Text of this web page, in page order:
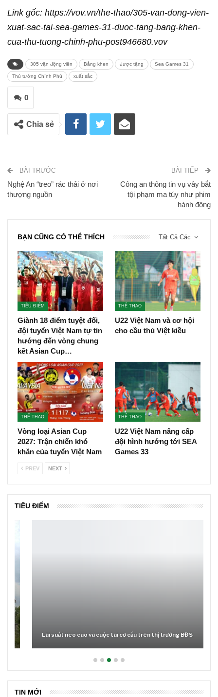
Link gốc: https://vov.vn/the-thao/305-van-dong-vien-
xuat-sac-tai-sea-games-31-duoc-tang-bang-khen-
cua-thu-tuong-chinh-phu-post946680.vov
305 vận động viên Bằng khen được tặng Sea Games 31
Thủ tướng Chính Phủ xuất sắc
0
Chia sẻ
BÀI TRƯỚC
Nghệ An “treo” rác thải ở nơi
thượng nguồn
BÀI TIẾP
Công an thông tin vụ vây bắt
tội phạm ma túy như phim
hành động
Tất Cả Các
BẠN CŨNG CÓ THỂ THÍCH
TIÊU ĐIỂM
Giành 18 điểm tuyệt đối,
đội tuyển Việt Nam tự tin
hướng đến vòng chung
kết Asian Cup…
THỂ THAO
U22 Việt Nam và cơ hội
cho cầu thủ Việt kiều
THỂ THAO
Vòng loại Asian Cup
2027: Trận chiến khó
khăn của tuyển Việt Nam
THỂ THAO
U22 Việt Nam nâng cấp
đội hình hướng tới SEA
Games 33
PREV NEXT
TIÊU ĐIỂM
Lãi suất neo cao và cuộc tái cơ cấu trên thị trường BĐS
TIN MỚI